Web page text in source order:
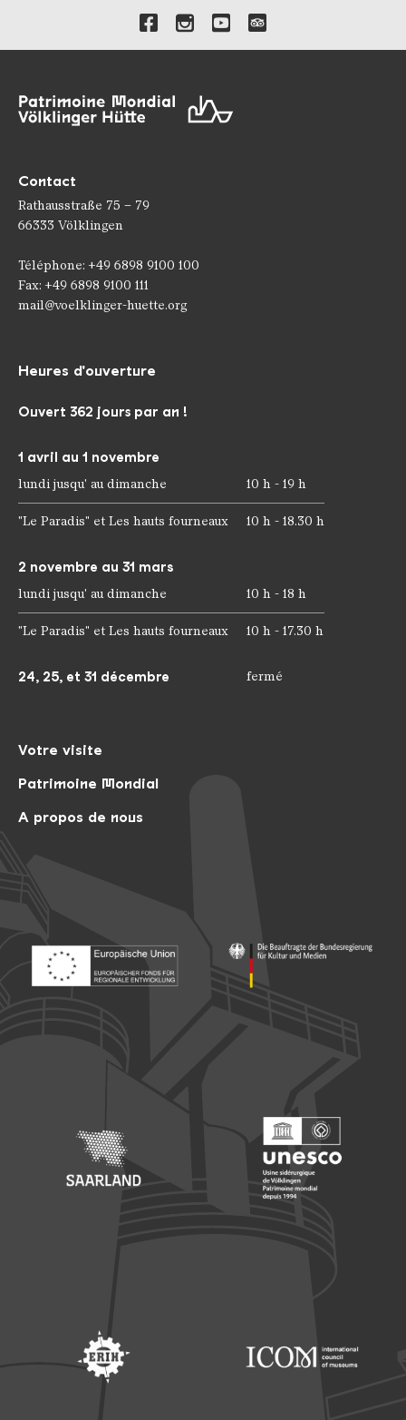
Liens vers nos canaux de
Contact
Rathausstraße 75 – 79
66333 Völklingen
Téléphone: +49 6898 9100 100
Fax: +49 6898 9100 111
mail@voelklinger-huette.org
Votre visite
Patrimoine Mondial
A propos de nous
Heures d'ouverture
Ouvert 362 jours par an !
1 avril au 1 novembre
lundi jusqu' au dimanche 10 h - 19 h
"Le Paradis" et Les hauts fourneaux 10 h - 18.30 h
2 novembre au 31 mars
lundi jusqu' au dimanche 10 h - 18 h
"Le Paradis" et Les hauts fourneaux 10 h - 17.30 h
24, 25, et 31 décembre fermé